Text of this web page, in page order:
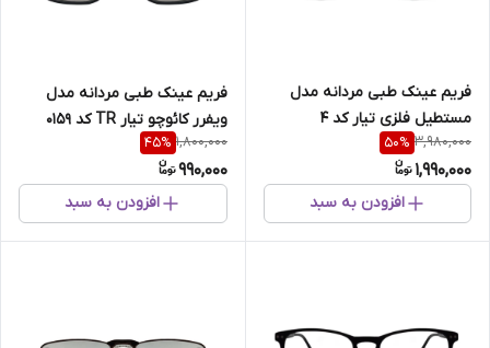
فریم عینک طبی مردانه مدل
مستطیل فلزی تیار کد 4
3,980,000
50%
1,990,000
افزودن به سبد
فریم عینک طبی مردانه مدل
ویفرر کائوچو تیار TR کد 0159
1,800,000
45%
990,000
افزودن به سبد